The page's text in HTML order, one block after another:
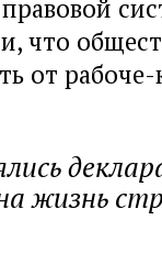
что
от рабоче-
жизнь